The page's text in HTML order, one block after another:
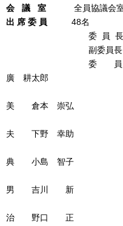
会 議 室 全員協議
出 席 委 員 48名
委 員 長 中
副委員長
委 員 芳野
廣 耕太郎
山本 里
美 倉本 崇弘
稲森 稔
夫 下野 幸助
田中 智
典 小島 智子
彦坂 公
男 吉川 新
木津 直
治 野口 正